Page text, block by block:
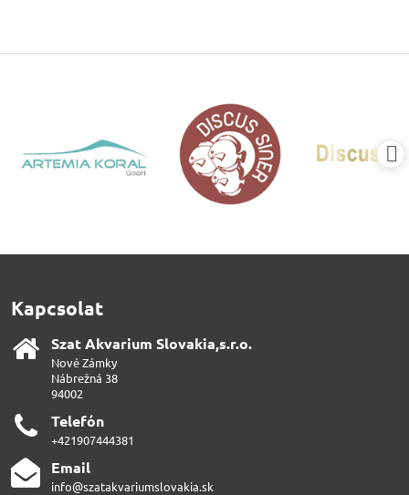
Kapcsolat
Szat Akvarium Slovakia,s​.r​.o​.
Nové Zámky
Nábrežná 38
94002
Telefón
+421907444381
Email
info@szatakvariumslovakia.sk